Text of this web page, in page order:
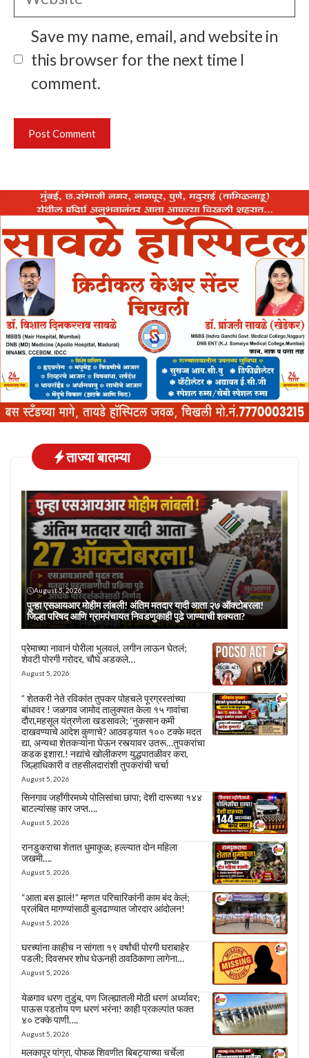
Save my name, email, and website in
this browser for the next time I
comment.
ताज्या बातम्या
August 5, 2026
पुन्हा एसआयआर मोहीम लांबली! अंतिम मतदार यादी आता २७ ऑक्टोबरला!
जिल्हा परिषद आणि ग्रामपंचायत निवडणुकाही पुढे जाण्याची शक्यता?
प्रेमाच्या नावानं पोरीला भुलवलं, लगीन लाऊन घेतलं;
शेवटी पोरगी गरोदर, चौघे अडकले…
August 5, 2026
” शेतकरी नेते रविकांत तुपकर पोहचले पूरग्रस्तांच्या
बांधावर ! जळगाव जामोद तालुक्यात केला १५ गावांचा
दौरा,महसूल यंत्रणेला खडसावले; ‘नुकसान कमी
दाखवण्याचे आदेश कुणाचे? आठवड्यात १०० टक्के मदत
द्या, अन्यथा शेतकऱ्यांना घेऊन रस्त्यावर उतरू…तुपकरांचा
कडक इशारा.! नद्यांचे खोलीकरण युद्धपातळीवर करा,
जिल्हाधिकारी व तहसीलदारांशी तुपकरांची चर्चा
August 5, 2026
सिनगाव जहाँगीरमध्ये पोलिसांचा छापा; देशी दारूच्या १४४
बाटल्यांसह कार जप्त….
August 5, 2026
रानडुकराचा शेतात धुमाकूळ; हल्ल्यात दोन महिला
जखमी….
August 5, 2026
“आता बस झालं!” म्हणत परिचारिकांनी काम बंद केलं;
प्रलंबित मागण्यांसाठी बुलढाण्यात जोरदार आंदोलन!
August 5, 2026
घरच्यांना काहीच न सांगता १९ वर्षांची पोरगी घराबाहेर
पडली; दिवसभर शोध घेऊनही ठावठिकाणा लागेना…
August 5, 2026
येळगाव धरण तुडुंब, पण जिल्ह्यातली मोठी धरणं अर्ध्यावर;
पाऊस पडतोय पण धरणं भरंना! काही प्रकल्पांत फक्त
४० टक्के पाणी….
August 5, 2026
मलकापूर पांग्रा, पोफळ शिवणीत बिबट्याच्या चर्चेला